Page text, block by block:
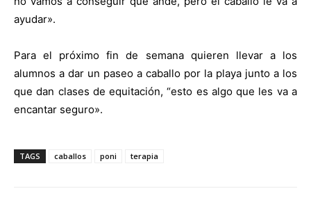
ayudar».
Para el próximo fin de semana quieren llevar a los
alumnos a dar un paseo a caballo por la playa junto a los
que dan clases de equitación, “esto es algo que les va a
encantar seguro».
TAGS caballos poni terapia